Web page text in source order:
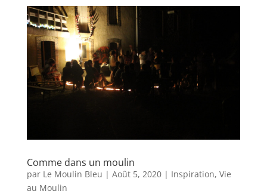
Comme dans un moulin
par Le Moulin Bleu | Août 5, 2020| Inspiration, Vie
au Moulin